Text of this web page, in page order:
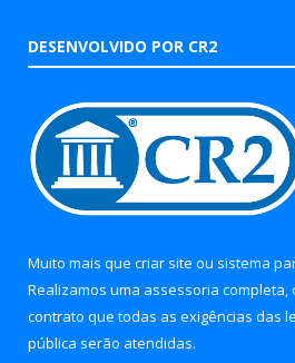
DESENVOLVIDO POR CR2
Muito mais que criar site ou sistema
Realizamos uma assessoria completa,
contrato que todas as exigências das
pública serão atendidas.